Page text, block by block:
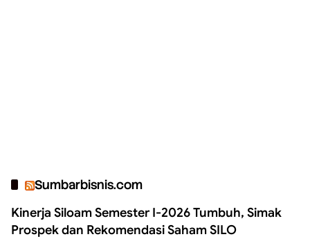
Sumbarbisnis.com
Kinerja Siloam Semester I-2026 Tumbuh, Simak
Prospek dan Rekomendasi Saham SILO